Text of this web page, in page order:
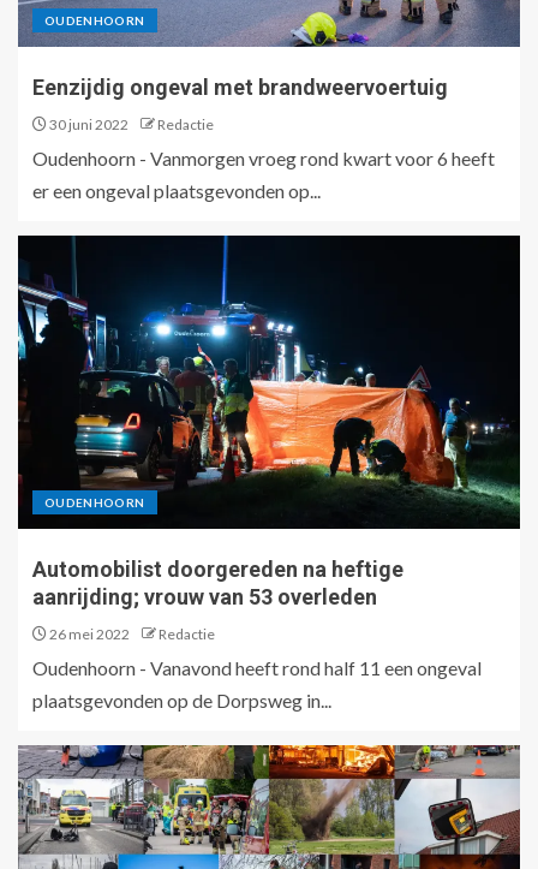
OUDENHOORN
Eenzijdig ongeval met brandweervoertuig
30 juni 2022 Redactie
Oudenhoorn - Vanmorgen vroeg rond kwart voor 6 heeft
er een ongeval plaatsgevonden op...
OUDENHOORN
Automobilist doorgereden na heftige
aanrijding; vrouw van 53 overleden
26 mei 2022 Redactie
Oudenhoorn - Vanavond heeft rond half 11 een ongeval
plaatsgevonden op de Dorpsweg in...